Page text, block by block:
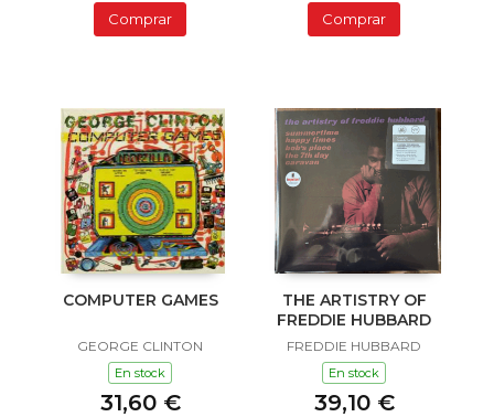
Comprar Comprar
COMPUTER GAMES
GEORGE CLINTON
En stock
31,60 €
THE ARTISTRY OF
FREDDIE HUBBARD
FREDDIE HUBBARD
En stock
39,10 €